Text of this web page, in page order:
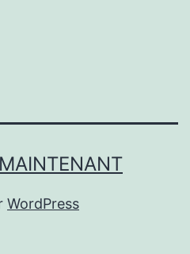
WordPress